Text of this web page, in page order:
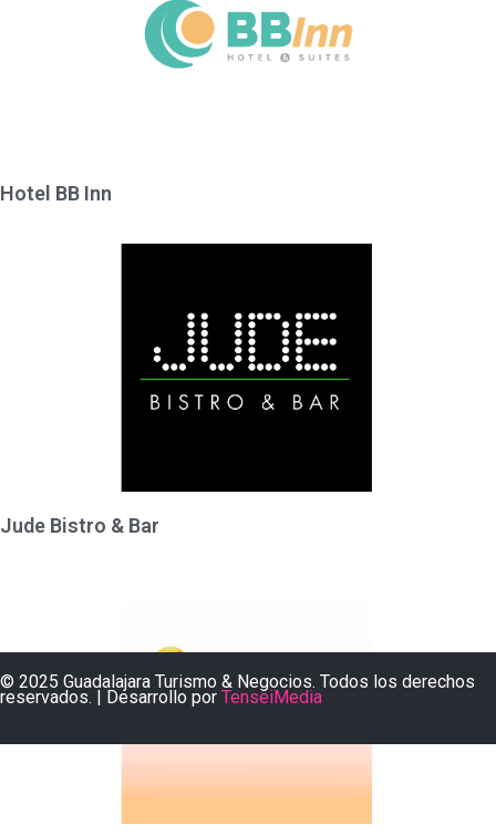
Hotel BB Inn
Jude Bistro & Bar
© 2025 Guadalajara Turismo & Negocios. Todos los derechos
reservados. | Desarrollo por TenseiMedia